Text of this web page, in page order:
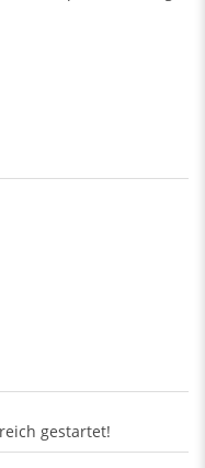
gestartet!